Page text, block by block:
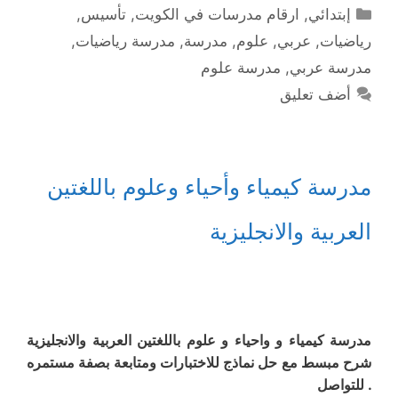
التصنيفات
إبتدائي, ارقام مدرسات في الكويت,تأسيس,
رياضيات, عربي, علوم, مدرسة, مدرسة رياضيات,
مدرسة عربي, مدرسة علوم
أضف تعليق
مدرسة كيمياء وأحياء وعلوم باللغتين
العربية والانجليزية
مدرسة كيمياء و واحياء و علوم باللغتين العربية والانجليزية
شرح مبسط مع حل نماذج للاختبارات ومتابعة بصفة مستمره
. للتواصل